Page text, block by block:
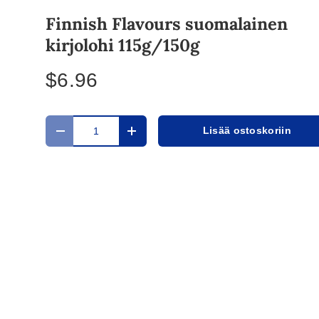
Finnish Flavours suomalainen
kirjolohi 115g/150g
$6.96
Määrä
Translation missing: fi.cart.items.decrease_quantity
Translation missing:Lisää ostoskoriin